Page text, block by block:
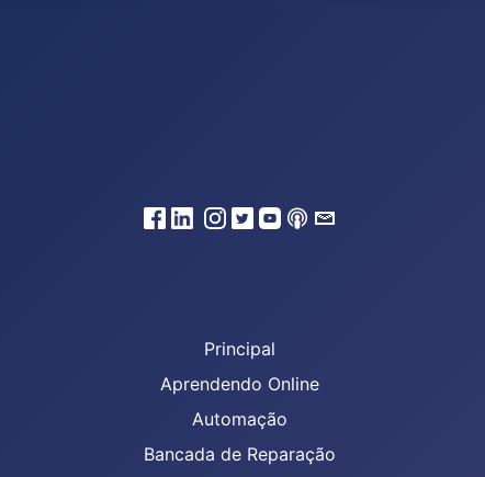
Principal
Aprendendo Online
Automação
Bancada de Reparação